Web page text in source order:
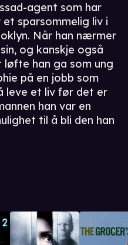
agent som har
sparsommelig liv i
Når han nærmer
og kanskje også
han ga som ung
på en jobb som
leve et liv før det er
han var en
til å bli den han